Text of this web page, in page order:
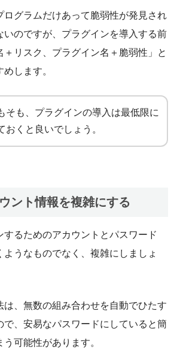
ログラムだけあって脆弱性が発見され
いのですが、プラグインを導入する前
＋リスク、プラグイン名＋脆弱性」と
します。
そも、プラグインの導入は最低限に
おくと良いでしょう。
ント情報を複雑にする
するためのアカウントとパスワード
ようなものでなく、複雑にしましょ
は、無数の組み合わせを自動でひたす
で、安易なパスワードにしていると簡
可能性があります。